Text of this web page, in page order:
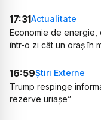
17:31Actualitate
Economie de energie,
într-o zi cât un oraș în
16:59Știri Externe
Trump respinge
rezerve uriașe”